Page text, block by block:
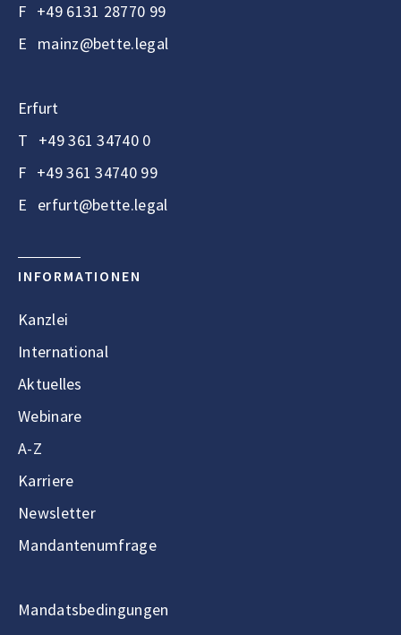
F +49 6131 28770 99
E mainz@bette.legal
Erfurt
T +49 361 34740 0
F +49 361 34740 99
E erfurt@bette.legal
INFORMATIONEN
Kanzlei
International
Aktuelles
Webinare
A-Z
Karriere
Newsletter
Mandantenumfrage
Mandatsbedingungen